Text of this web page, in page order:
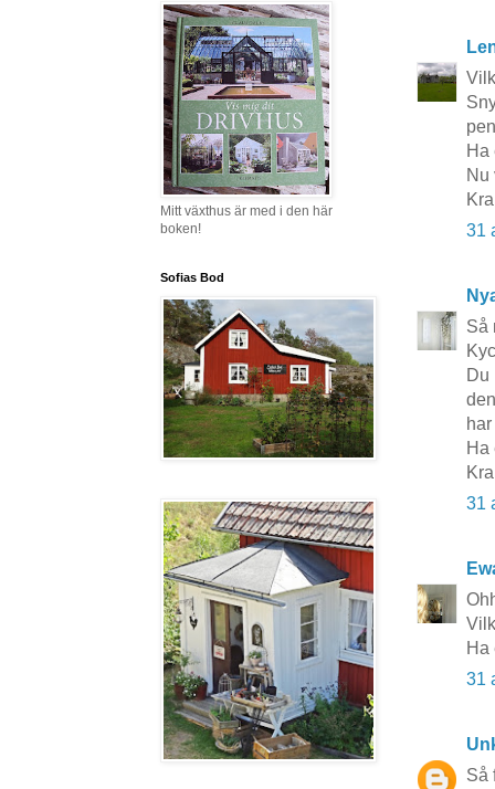
Ha
Nu
31
Så
Du
Ha
31
Ha
31
Så
Mitt växthus är med i den här
boken!
Sofias Bod